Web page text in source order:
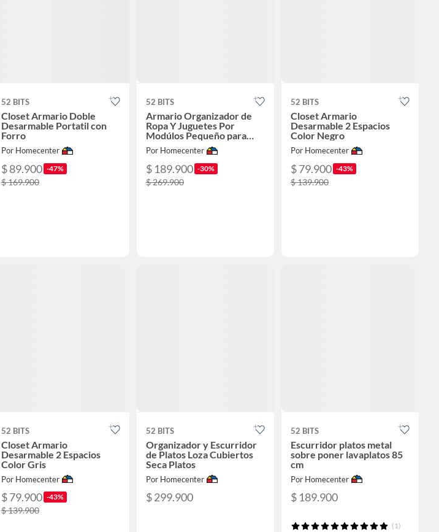
52 BITS
Closet Armario Doble
Desarmable Portatil con
Forro
Por Homecenter
$ 89.900 -47%
$ 169.900
52 BITS
Armario Organizador de
Ropa Y Juguetes Por
Modúlos Pequeño para
Niños Azul
Por Homecenter
$ 189.900 -30%
$ 269.900
52 BITS
Closet Armario
Desarmable 2 Espacios
Color Negro
Por Homecenter
$ 79.900 -43%
$ 139.900
52 BITS
Closet Armario
Desarmable 2 Espacios
Color Gris
Por Homecenter
$ 79.900 -43%
$ 139.900
52 BITS
Organizador y Escurridor
de Platos Loza Cubiertos
Seca Platos
Por Homecenter
$ 299.900
52 BITS
Escurridor platos metal
sobre poner lavaplatos 85
cm
Por Homecenter
$ 189.900
(1)